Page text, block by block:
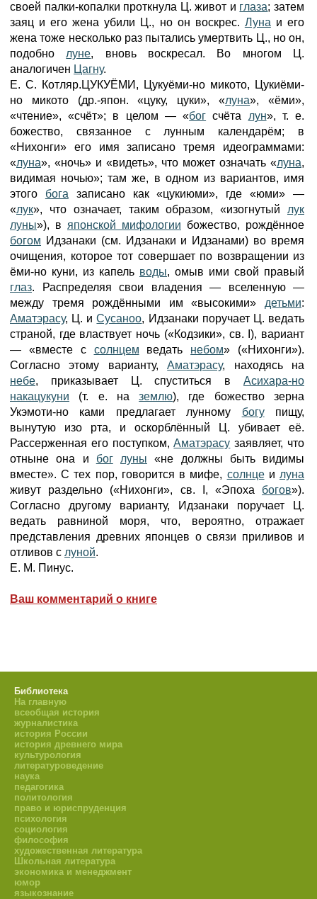
своей палки-копалки проткнула Ц. живот и глаза; затем
заяц и его жена убили Ц., но он воскрес. Луна и его
жена тоже несколько раз пытались умертвить Ц., но он,
подобно луне, вновь воскресал. Во многом Ц.
аналогичен Цагну.
Е. С. Котляр.ЦУКУЁМИ, Цукуёми-но микото, Цукиёми-
но микото (др.-япон. «цуку, цуки», «луна», «ёми»,
«чтение», «счёт»; в целом — «бог счёта лун», т. е.
божество, связанное с лунным календарём; в
«Нихонги» его имя записано тремя идеограммами:
«луна», «ночь» и «видеть», что может означать «луна,
видимая ночью»; там же, в одном из вариантов, имя
этого бога записано как «цукиюми», где «юми» —
«лук», что означает, таким образом, «изогнутый лук
луны»), в японской мифологии божество, рождённое
богом Идзанаки (см. Идзанаки и Идзанами) во время
очищения, которое тот совершает по возвращении из
ёми-но куни, из капель воды, омыв ими свой правый
глаз. Распределяя свои владения — вселенную —
между тремя рождёнными им «высокими» детьми:
Аматэрасу, Ц. иСусаноо, Идзанаки поручает Ц. ведать
страной, где властвует ночь («Кодзики», св. I), вариант
— «вместе с солнцем ведать небом» («Нихонги»).
Согласно этому варианту,Аматэрасу, находясь на
небе, приказывает Ц. спуститься в Асихара-но
накацукуни (т. е. наземлю), где божество зерна
Укэмоти-но ками предлагает лунному богупищу,
вынутую изо рта, и оскорблённый Ц. убивает её.
Рассерженная его поступком,Аматэрасу заявляет, что
отныне она и бог луны «не должны быть видимы
вместе». С тех пор, говорится в мифе, солнцеи луна
живут раздельно («Нихонги», св. I, «Эпоха богов»).
Согласно другому варианту, Идзанаки поручает Ц.
ведать равниной моря, что, вероятно, отражает
представления древних японцев о связи приливов и
отливов с луной.
Е. М. Пинус.
Ваш комментарий о книге
Библиотека
На главную
всеобщая история
журналистика
история России
история древнего мира
культурология
литературоведение
наука
педагогика
политология
право и юриспруденция
психология
социология
философия
художественная литература
Школьная литература
экономика и менеджмент
юмор
языкознание